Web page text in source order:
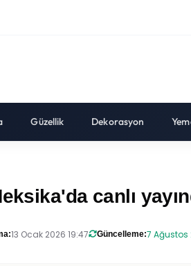
Güzellik Dekorasyon
canlı
13 Ocak 2026 19:47 Güncelleme:7 Ağustos